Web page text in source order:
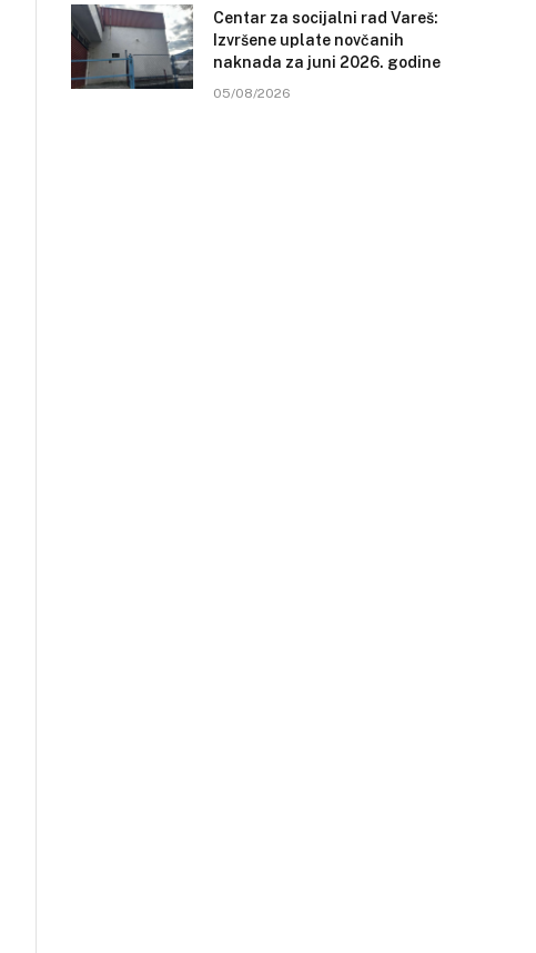
Centar za socijalni rad Vareš:
Izvršene uplate novčanih
naknada za juni 2026. godine
05/08/2026